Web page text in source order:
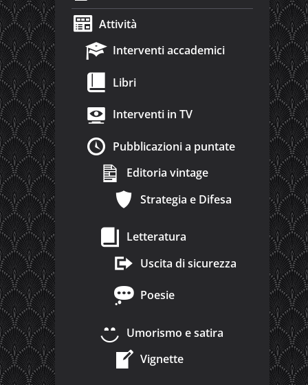
Attività
Interventi accademici
Libri
Interventi in TV
Pubblicazioni a puntate
Editoria vintage
Strategia e Difesa
Letteratura
Uscita di sicurezza
Poesie
Umorismo e satira
Vignette